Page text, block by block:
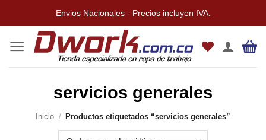
contenido
Envios Nacionales - Precios incluyen IVA.
servicios generales
Inicio / Productos etiquetados “servicios generales”